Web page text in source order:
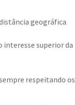
geográfica
superior da
respeitando os